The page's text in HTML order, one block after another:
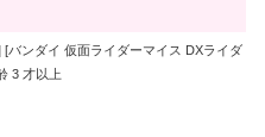
[バンダイ 仮面ライダーマイス DXライダ
3 才以上